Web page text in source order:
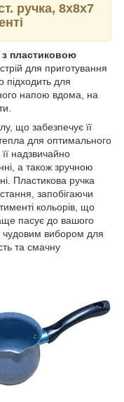
ручка, 8х8х7
з пластиковою
для приготування
підходить для
напою вдома, на
що забезпечує її
тепла для оптимального
надзвичайно
а також зручною
Пластикова ручка
запобігаючи
кольорів, що
пасує до вашого
чудовим вибором для
та смачну